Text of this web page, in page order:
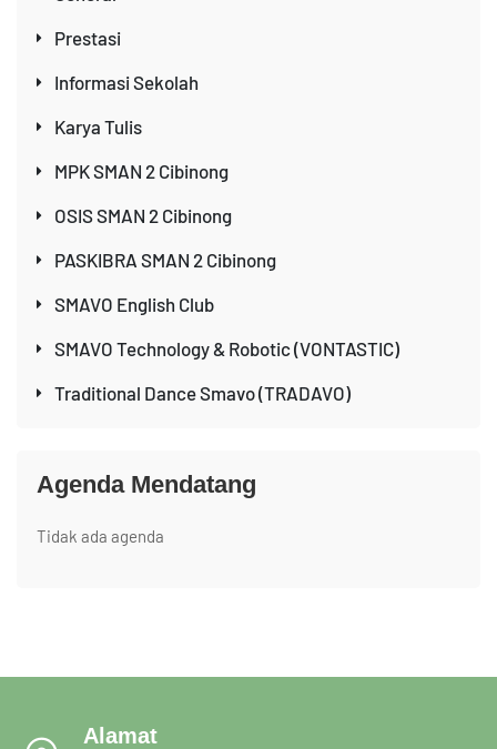
Prestasi
Informasi Sekolah
Karya Tulis
MPK SMAN 2 Cibinong
OSIS SMAN 2 Cibinong
PASKIBRA SMAN 2 Cibinong
SMAVO English Club
SMAVO Technology & Robotic (VONTASTIC)
Traditional Dance Smavo (TRADAVO)
Agenda Mendatang
Tidak ada agenda
Alamat